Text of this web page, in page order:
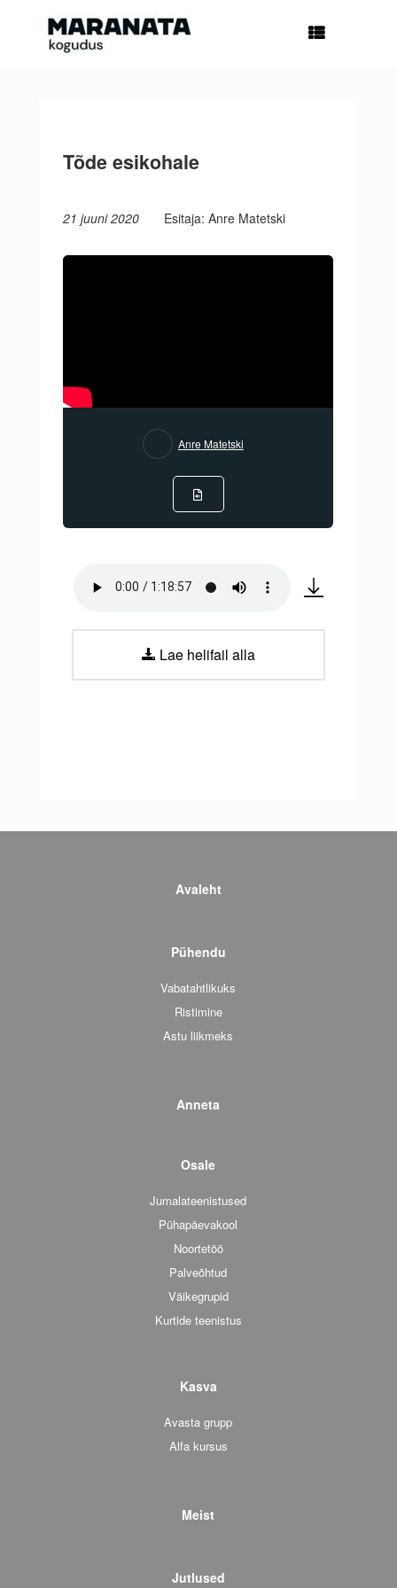
Tõde esikohale
21 juuni 2020 Esitaja: Anre Matetski
Anre Matetski
Lae helifail alla
Avaleht
Pühendu
Vabatahtlikuks
Ristimine
Astu liikmeks
Anneta
Osale
Jumalateenistused
Pühapäevakool
Noortetöö
Palveõhtud
Väikegrupid
Kurtide teenistus
Kasva
Avasta grupp
Alfa kursus
Meist
Jutlused